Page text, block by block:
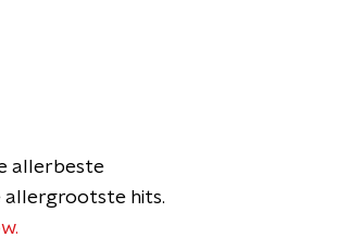
allerbeste
allergrootste hits.